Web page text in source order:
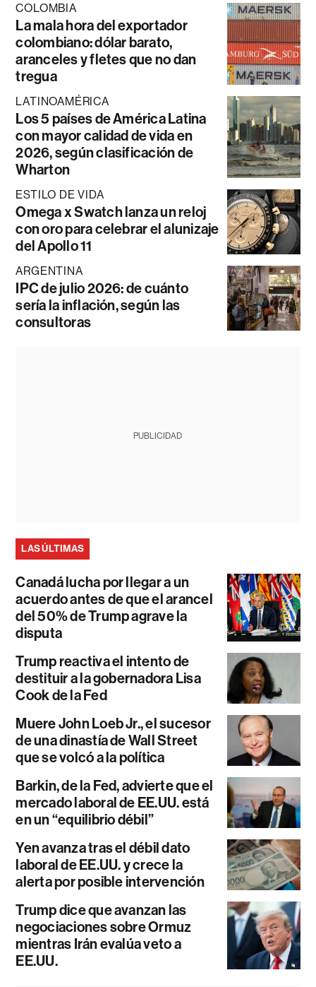
COLOMBIA
La mala hora del exportador
colombiano: dólar barato,
aranceles y fletes que no dan
tregua
LATINOAMÉRICA
Los 5 países de América Latina
con mayor calidad de vida en
2026, según clasificación de
Wharton
ESTILO DE VIDA
Omega x Swatch lanza un reloj
con oro para celebrar el alunizaje
del Apollo 11
ARGENTINA
IPC de julio 2026: de cuánto
sería la inflación, según las
consultoras
PUBLICIDAD
LAS ÚLTIMAS
Canadá lucha por llegar a un
acuerdo antes de que el arancel
del 50% de Trump agrave la
disputa
Trump reactiva el intento de
destituir a la gobernadora Lisa
Cook de la Fed
Muere John Loeb Jr., el sucesor
de una dinastía de Wall Street
que se volcó a la política
Barkin, de la Fed, advierte que el
mercado laboral de EE.UU. está
en un “equilibrio débil”
Yen avanza tras el débil dato
laboral de EE.UU. y crece la
alerta por posible intervención
Trump dice que avanzan las
negociaciones sobre Ormuz
mientras Irán evalúa veto a
EE.UU.